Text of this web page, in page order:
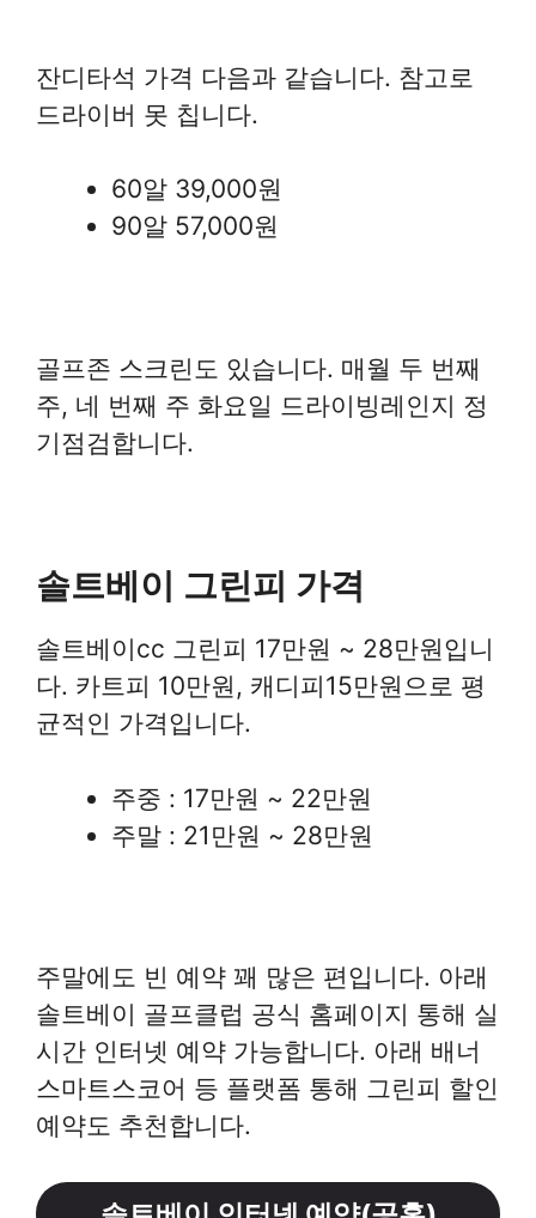
잔디타석 가격 다음과 같습니다. 참고로
드라이버 못 칩니다.
60알 39,000원
90알 57,000원
골프존 스크린도 있습니다. 매월 두 번째
주, 네 번째 주 화요일 드라이빙레인지 정
기점검합니다.
솔트베이 그린피 가격
솔트베이cc 그린피 17만원 ~ 28만원입니
다. 카트피 10만원, 캐디피15만원으로 평
균적인 가격입니다.
주중 : 17만원 ~ 22만원
주말 : 21만원 ~ 28만원
주말에도 빈 예약 꽤 많은 편입니다. 아래
솔트베이 골프클럽 공식 홈페이지 통해 실
시간 인터넷 예약 가능합니다. 아래 배너
스마트스코어 등 플랫폼 통해 그린피 할인
예약도 추천합니다.